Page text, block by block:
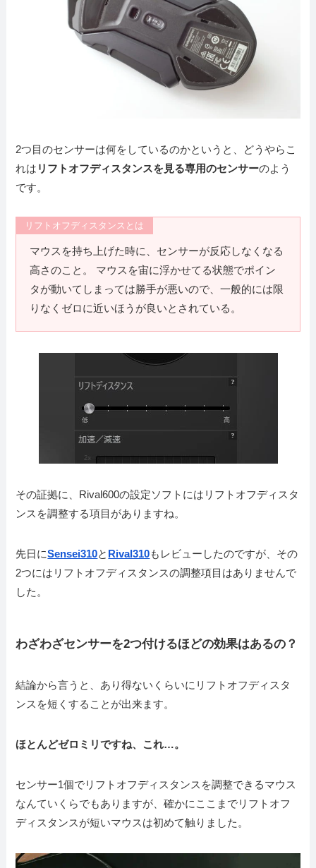
2つ目のセンサーは何をしているのかというと、どうやらこ
れは リフトオフディスタンスを見る専用のセンサーのよう
です。
リフトオフディスタンスとは
マウスを持ち上げた時に、センサーが反応しなくなる
高さのこと。 マウスを宙に浮かせてる状態でポイン
タが動いてしまっては勝手が悪いので、一般的には限
りなくゼロに近いほうが良いとされている。
その証拠に、Rival600の設定ソフトにはリフトオフディスタ
ンスを調整する項目がありますね。
先日にSensei310と Rival310もレビューしたのですが、その
2つにはリフトオフディスタンスの調整項目はありませんで
した。
わざわざセンサーを2つ付けるほどの効果はあるの？
結論から言うと、あり得ないくらいにリフトオフディスタ
ンスを短くすることが出来ます。
ほとんどゼロミリですね、これ…。
センサー1個でリフトオフディスタンスを調整できるマウス
なんていくらでもありますが、確かにここまでリフトオフ
ディスタンスが短いマウスは初めて触りました。